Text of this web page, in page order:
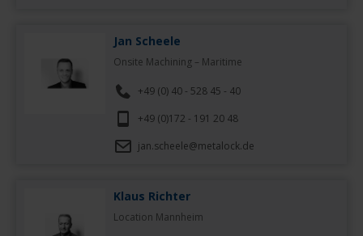
Jan Scheele
Onsite Machining – Maritime
+49 (0) 40 - 528 45 - 40
+49 (0)172 - 191 20 48
jan.scheele@metalock.de
Klaus Richter
Location Mannheim